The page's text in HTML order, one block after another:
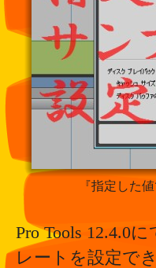
『指定した
Pro Tools 12.4.0
レートを設定で